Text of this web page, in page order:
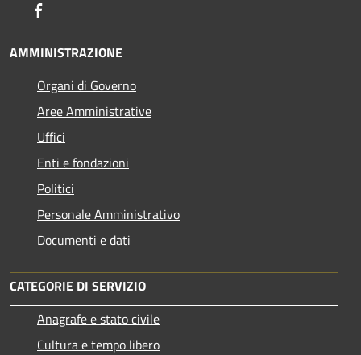
AMMINISTRAZIONE
Organi di Governo
Aree Amministrative
Uffici
Enti e fondazioni
Politici
Personale Amministrativo
Documenti e dati
CATEGORIE DI SERVIZIO
Anagrafe e stato civile
Cultura e tempo libero